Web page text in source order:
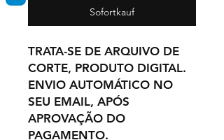
Sofortkauf
TRATA-SE DE ARQUIVO DE
CORTE, PRODUTO DIGITAL.
ENVIO AUTOMÁTICO NO
SEU EMAIL, APÓS
APROVAÇÃO DO
PAGAMENTO.